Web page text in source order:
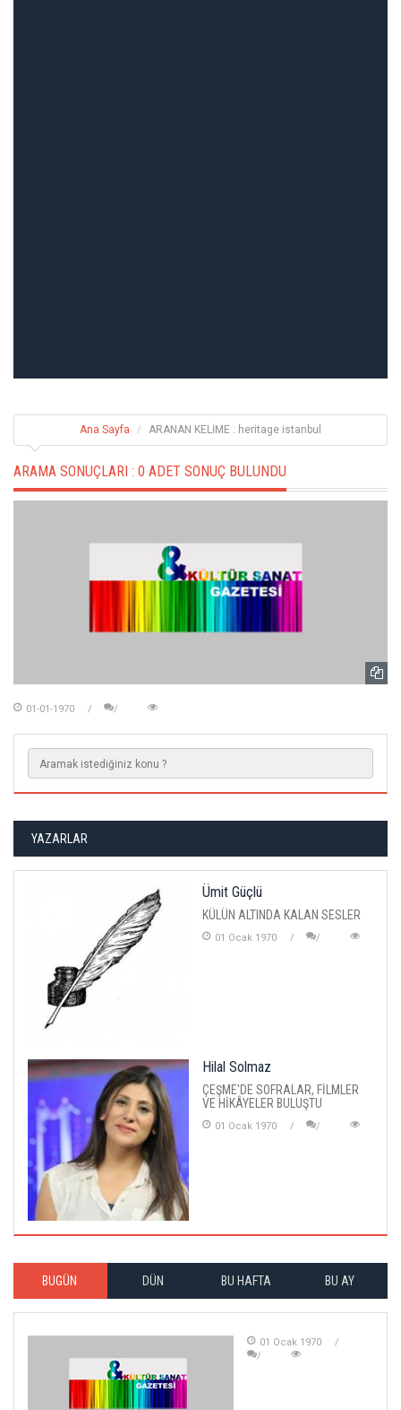
Ana Sayfa ARANAN KELİME : heritage istanbul
ARAMA SONUÇLARI : 0 ADET SONUÇ BULUNDU
01-01-1970
YAZARLAR
Ümit Güçlü
KÜLÜN ALTINDA KALAN SESLER
01 Ocak 1970
Hilal Solmaz
ÇEŞME'DE SOFRALAR, FİLMLER
VE HİKÂYELER BULUŞTU
01 Ocak 1970
BUGÜN DÜN BU HAFTA BU AY
01 Ocak 1970